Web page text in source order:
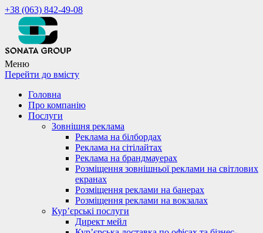
+38 (063) 842-49-08
Меню
Перейти до вмісту
Головна
Про компанію
Послуги
Зовнішня реклама
Реклама на білбордах
Реклама на сітілайтах
Реклама на брандмауерах
Розміщення зовнішньої реклами на світлових
екранах
Розміщення реклами на банерах
Розміщення реклами на вокзалах
Кур’єрські послуги
Директ мейл